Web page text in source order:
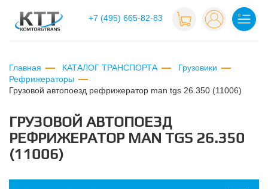
+7 (495) 665-82-83
Главная КАТАЛОГ ТРАНСПОРТА
Грузовики
Рефрижераторы
грузовой автопоезд рефрижератор man tgs 26.350 (11006)
ГРУЗОВОЙ АВТОПОЕЗД
РЕФРИЖЕРАТОР MAN TGS 26.350
(11006)